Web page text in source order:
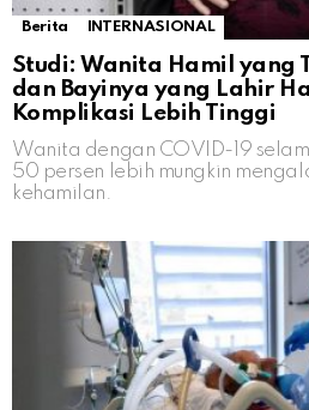
Berita INTERNASIONAL
Studi: Wanita Hamil yang
dan Bayinya yang Lahir
Komplikasi Lebih Tinggi
Wanita dengan COVID-19
50 persen lebih mungkin
kehamilan.